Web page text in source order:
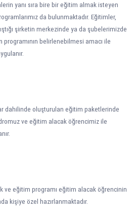
yanı sıra bire bir eğitim almak isteyen
da bulunmaktadır. Eğitimler,
şirketin merkezinde ya da şubelerimizde
belirlenebilmesi amacı ile
dahilinde oluşturulan eğitim paketlerinde
ve eğitim alacak öğrencimiz ile
ve eğitim programı eğitim alacak öğrencinin
kişiye özel hazırlanmaktadır.